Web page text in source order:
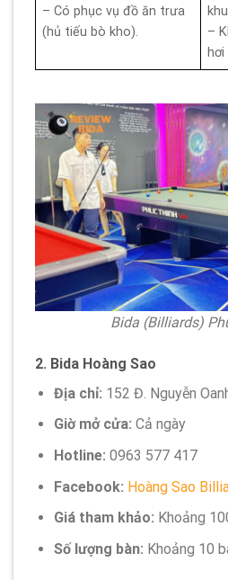
– Có phục vụ đồ ăn trưa
(hủ tiếu bò kho).
–
Bida (Billiards)
2. Bida Hoàng Sao
Địa chỉ: 152 Đ. Nguyễn
Giờ mở cửa: Cả ngày
Hotline: 0963 577 417
Facebook: Hoàng Sao
Giá tham khảo: Khoảng
Số lượng bàn: Khoảng 10